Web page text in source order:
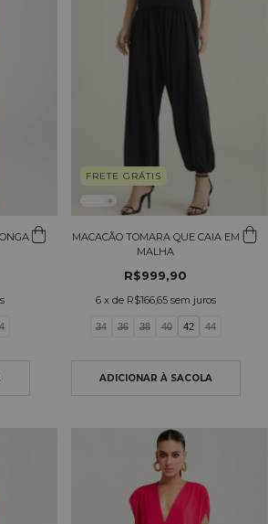
FRETE GRÁTIS
MACACÃO TOMARA QUE CAIA EM
MALHA
R$999,90
6 x de R$166,65 sem juros
34 36 38 40 42 44